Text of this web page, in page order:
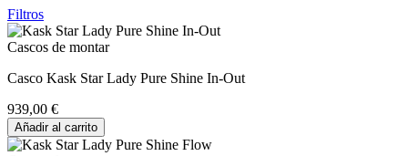
Filtros
Cascos de montar
Casco Kask Star Lady Pure Shine In-Out
939,00 €
Añadir al carrito